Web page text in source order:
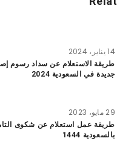
14 يناير، 2024
طريقة الاستعلام عن سداد رسوم
جديدة في السعودية 2024
29 مايو، 2023
طريقة عمل استعلام عن شكوى
بالسعودية 1444